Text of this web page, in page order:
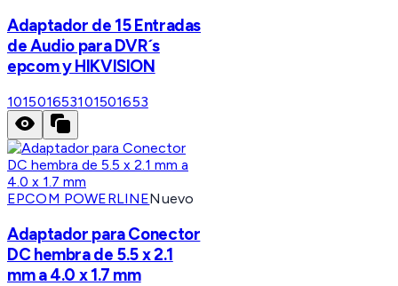
Adaptador de 15 Entradas
de Audio para DVR´s
epcom y HIKVISION
101501653101501653
EPCOM POWERLINENuevo
Adaptador para Conector
DC hembra de 5.5 x 2.1
mm a 4.0 x 1.7 mm